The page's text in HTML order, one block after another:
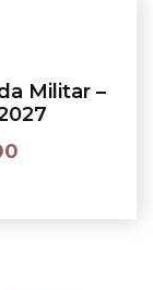
Militar –